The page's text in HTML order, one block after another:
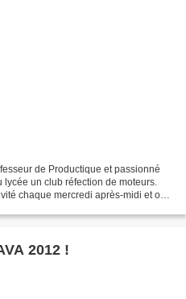
de Productique et passionné
un club réfection de moteurs.
chaque mercredi après-midi et ont
2012 !